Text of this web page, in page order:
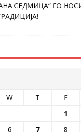
СЕДМИЦА“ ГО
W T F
1
6 7 8